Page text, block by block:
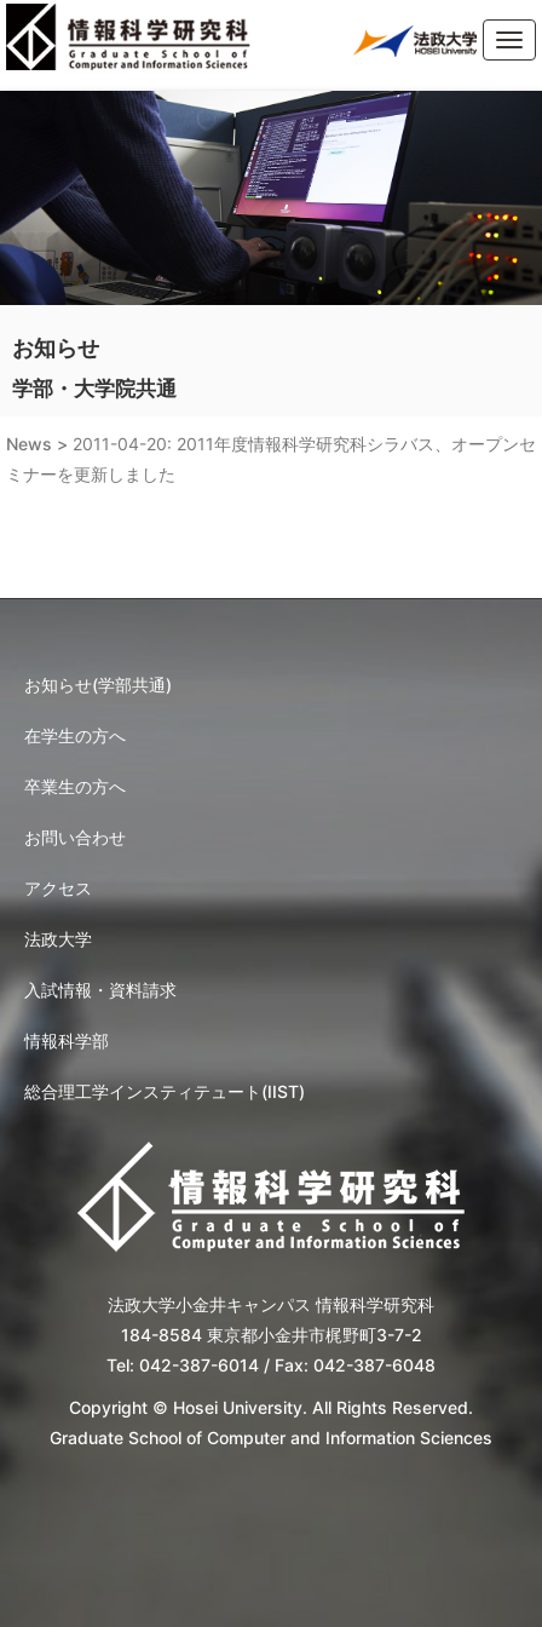
お知らせ
学部・大学院共通
News > 2011-04-20: 2011年度情報科学研究科シラバス、オープンセ
ミナーを更新しました
お知らせ(学部共通)
在学生の方へ
卒業生の方へ
お問い合わせ
アクセス
法政大学
入試情報・資料請求
情報科学部
総合理工学インスティテュート(IIST)
法政大学小金井キャンパス 情報科学研究科
184-8584 東京都小金井市梶野町3-7-2
Tel: 042-387-6014 / Fax: 042-387-6048
Copyright © Hosei University. All Rights Reserved.
Graduate School of Computer and Information Sciences